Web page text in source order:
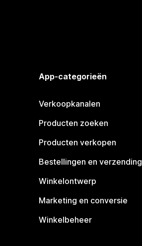
App-categorieën
Verkoopkanalen
Producten zoeken
Producten verkopen
Bestellingen en verzending
Winkelontwerp
Marketing en conversie
Winkelbeheer